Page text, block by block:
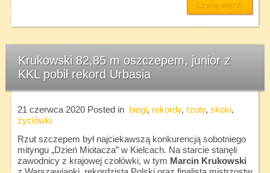
Czytaj więcej
Krukowski 82,85 m oszczepem, junior z
KKL pobił rekord Urbasia
21 czerwca 2020Posted in biegi, rekordy, rzuty, skoki,
życiówki
Rzut szczepem był najciekawszą konkurencją sobotniego
mityngu „Dzień Miotacza” w Kielcach. Na starcie stanęli
zawodnicy z krajowej czołówki, w tym Marcin Krukowski